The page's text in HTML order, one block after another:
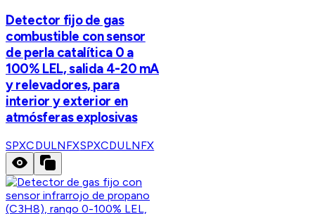
Detector fijo de gas
combustible con sensor
de perla catalítica 0 a
100% LEL, salida 4-20 mA
y relevadores, para
interior y exterior en
atmósferas explosivas
SPXCDULNFXSPXCDULNFX